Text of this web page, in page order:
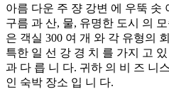
아름 다운 주 쟝 강변 에 우뚝 솟
구름 과 산, 물, 유명한 도시 의
은 객실 300 여 개 와 각 유형의
특한 일 선 강 경 치 를 가지 고
과 다 릅 니 다. 귀하 의 비 즈 니
인 숙박 장소 입 니 다.